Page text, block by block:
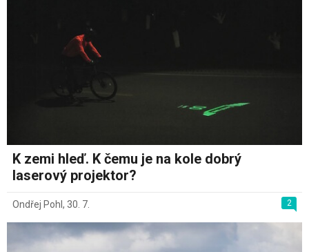
K zemi hleď. K čemu je na kole dobrý
laserový projektor?
2
Ondřej Pohl , 30. 7.